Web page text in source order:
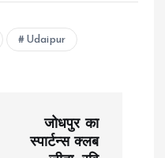
Udaipur
जोधपुर का
स्पार्टन्स क्लब